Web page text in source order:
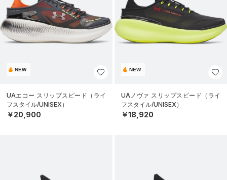
NEW
UAエコー スリップスピード（ライ
フスタイル/UNISEX）
￥20,900
NEW
UAノヴァ スリップスピード（ライ
フスタイル/UNISEX）
￥18,920